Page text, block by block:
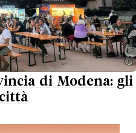
di Modena: gli